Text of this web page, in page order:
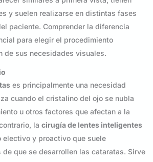
y suelen realizarse en distintas fases
paciente. Comprender la diferencia
para elegir el procedimiento
de sus necesidades visuales.
es principalmente una necesidad
cuando el cristalino del ojo se nubla
u otros factores que afectan a la
la cirugía de lentes inteligentes
electivo y proactivo que suele
de que se desarrollen las cataratas. Sirve